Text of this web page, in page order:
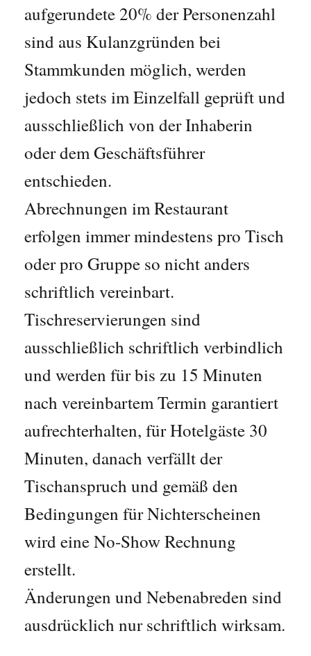
aufgerundete 20% der Personenzahl
sind aus Kulanzgründen bei
Stammkunden möglich, werden
jedoch stets im Einzelfall geprüft und
ausschließlich von der Inhaberin
oder dem Geschäftsführer
entschieden.
Abrechnungen im Restaurant
erfolgen immer mindestens pro Tisch
oder pro Gruppe so nicht anders
schriftlich vereinbart.
Tischreservierungen sind
ausschließlich schriftlich verbindlich
und werden für bis zu 15 Minuten
nach vereinbartem Termin garantiert
aufrechterhalten, für Hotelgäste 30
Minuten, danach verfällt der
Tischanspruch und gemäß den
Bedingungen für Nichterscheinen
wird eine No-Show Rechnung
erstellt.
Änderungen und Nebenabreden sind
ausdrücklich nur schriftlich wirksam.